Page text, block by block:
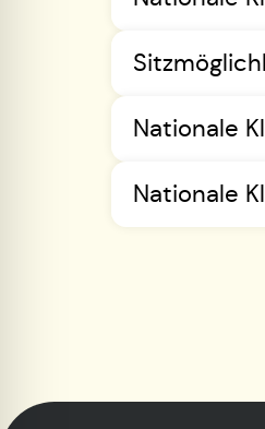
Nationale
Nationale